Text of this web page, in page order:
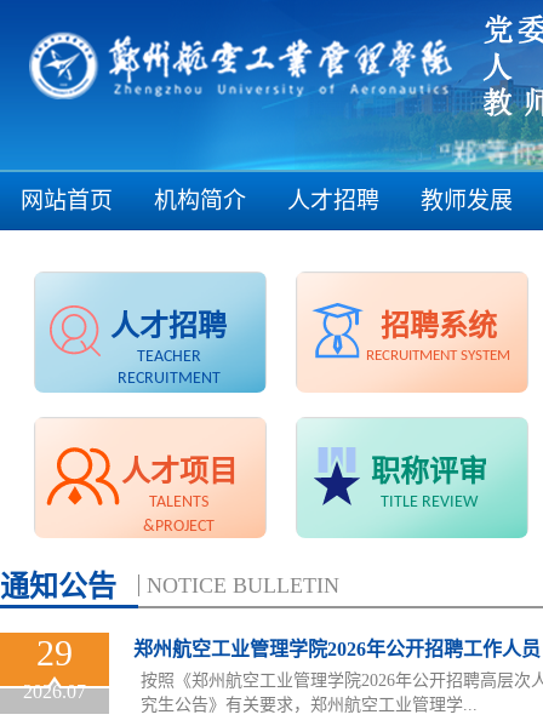
“郑”等你
网站首页 机构简介 人才招聘 教师发展
人才招聘
TEACHER
RECRUITMENT
招聘系统
RECRUITMENT SYSTEM
人才项目
TALENTS
&PROJECT
职称评审
TITLE REVIEW
通知公告 NOTICE BULLETIN
29
2026.07
郑州航空工业管理学院2026年公开招聘工作人
按照《郑州航空工业管理学院2026年公开招聘高层次
究生公告》有关要求，郑州航空工业管理学...